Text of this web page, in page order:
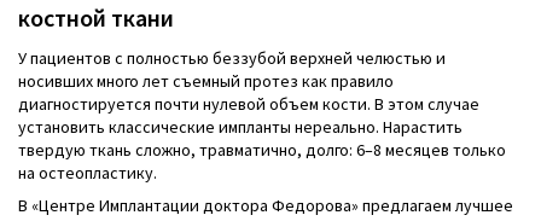
костной ткани
У пациентов с полностью беззубой верхней челюстью и
носивших много лет съемный протез как правило
диагностируется почти нулевой объем кости. В этом случае
установить классические импланты нереально. Нарастить
твердую ткань сложно, травматично, долго: 6–8 месяцев только
на остеопластику.
В «Центре Имплантации доктора Федорова» предлагаем лучшее